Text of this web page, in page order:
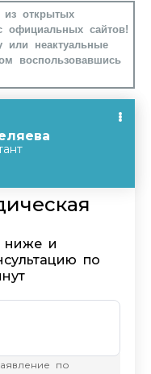
из открытых
официальных сайтов!
неактуальные
воспользовавшись